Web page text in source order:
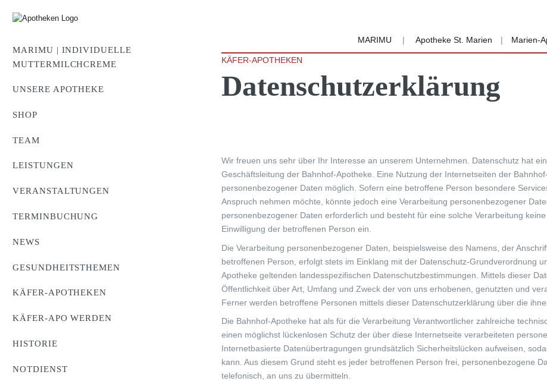
MARIMU | Apotheke St. Marien | Marien-
KÄFER-APOTHEKEN
Datenschutzerklärung
Wir freuen uns sehr über Ihr Interesse an unserem Unternehmen. Datenschutz hat
Geschäftsleitung der Bahnhof-Apotheke. Eine Nutzung der Internetseiten der
personenbezogener Daten möglich. Sofern eine betroffene Person besondere
Anspruch nehmen möchte, könnte jedoch eine Verarbeitung personenbezogener
personenbezogener Daten erforderlich und besteht für eine solche Verarbeitung
Einwilligung der betroffenen Person ein.
Die Verarbeitung personenbezogener Daten, beispielsweise des Namens, der
betroffenen Person, erfolgt stets im Einklang mit der Datenschutz-Grundverordnung
Apotheke geltenden landesspezifischen Datenschutzbestimmungen. Mittels dieser
Öffentlichkeit über Art, Umfang und Zweck der von uns erhobenen, genutzten und
Ferner werden betroffene Personen mittels dieser Datenschutzerklärung über die
Die Bahnhof-Apotheke hat als für die Verarbeitung Verantwortlicher zahlreiche
einen möglichst lückenlosen Schutz der über diese Internetseite verarbeiteten
Internetbasierte Datenübertragungen grundsätzlich Sicherheitslücken aufweisen,
kann. Aus diesem Grund steht es jeder betroffenen Person frei, personenbezogene
telefonisch, an uns zu übermitteln.
MARIMU | INDIVIDUELLE
MUTTERMILCHCREME
UNSERE APOTHEKE
SHOP
TEAM
LEISTUNGEN
VERANSTALTUNGEN
TERMINBUCHUNG
NEWS
GESUNDHEITSTHEMEN
KÄFER-APOTHEKEN
KÄFER-APO WERDEN
HISTORIE
NOTDIENST